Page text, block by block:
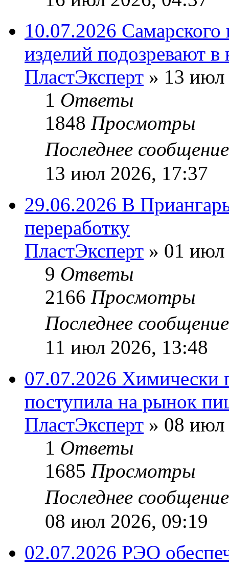
10.07.2026 Самарского
изделий подозревают в
ПластЭксперт » 13 июл
1 Ответы
1848 Просмотры
Последнее
13 июл 2026, 17:37
29.06.2026 В
переработку
ПластЭксперт » 01 июл
9 Ответы
2166 Просмотры
Последнее
11 июл 2026, 13:48
07.07.2026 Химически
поступила на рынок
ПластЭксперт » 08 июл
1 Ответы
1685 Просмотры
Последнее
08 июл 2026, 09:19
02.07.2026 РЭО